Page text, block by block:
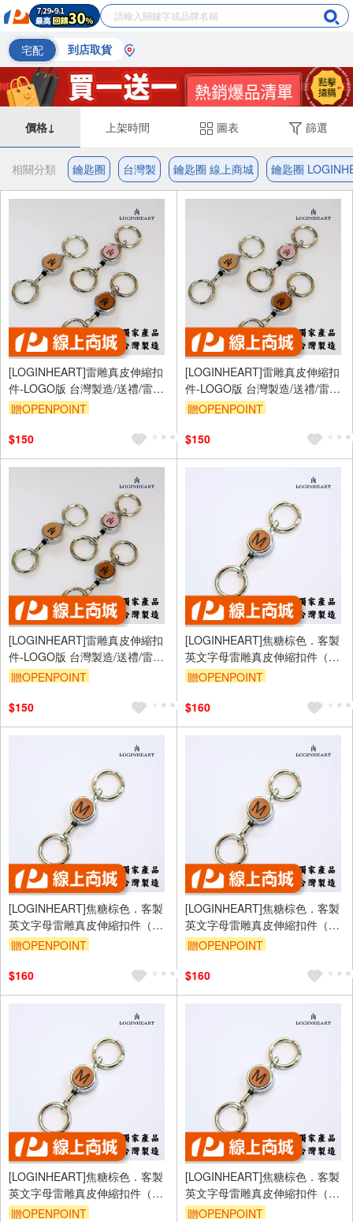
宅配 到店取貨
價格↓ 上架時間 圖表 篩選
相關分類 鑰匙圈 台灣製 鑰匙圈 線上商城 鑰匙圈
[LOGINHEART]雷雕真皮伸縮扣
件-LOGO版 台灣製造/送禮/雷射
雕刻/證件伸縮/鑰匙圈/高級生活
贈OPENPOINT
$150
[LOGINHEART]雷雕真皮伸縮扣
件-LOGO版 台灣製造/送禮/雷射
雕刻/證件伸縮/鑰匙圈/高級生活
贈OPENPOINT
$150
[LOGINHEART]雷雕真皮伸縮扣
件-LOGO版 台灣製造/送禮/雷射
雕刻/證件伸縮/鑰匙圈/高級生活
贈OPENPOINT
$150
[LOGINHEART]焦糖棕色．客製
英文字母雷雕真皮伸縮扣件（A-
Z擇一）台灣製/雷射雕刻/證件伸
贈OPENPOINT
$160
[LOGINHEART]焦糖棕色．客製
英文字母雷雕真皮伸縮扣件（A-
Z擇一）台灣製/雷射雕刻/證件伸
贈OPENPOINT
$160
[LOGINHEART]焦糖棕色．客製
英文字母雷雕真皮伸縮扣件（A-
Z擇一）台灣製/雷射雕刻/證件伸
贈OPENPOINT
$160
[LOGINHEART]焦糖棕色．客製
英文字母雷雕真皮伸縮扣件（A-
Z擇一）台灣製/雷射雕刻/證件伸
贈OPENPOINT
[LOGINHEART]焦糖棕色．客製
英文字母雷雕真皮伸縮扣件（A-
Z擇一）台灣製/雷射雕刻/證件伸
贈OPENPOINT